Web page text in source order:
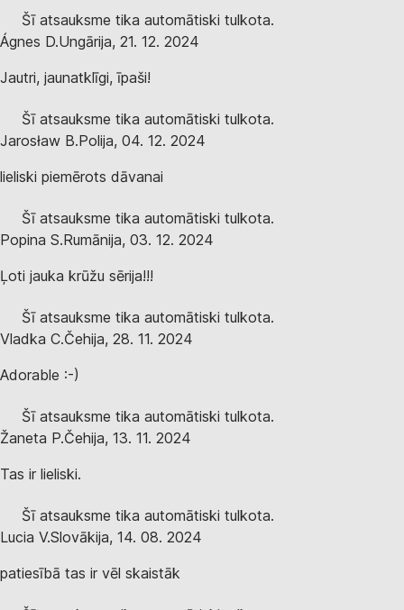
Šī atsauksme tika automātiski tulkota.
Ágnes D.Ungārija, 21. 12. 2024
Jautri, jaunatklīgi, īpaši!
Šī atsauksme tika automātiski tulkota.
Jarosław B.Polija, 04. 12. 2024
lieliski piemērots dāvanai
Šī atsauksme tika automātiski tulkota.
Popina S.Rumānija, 03. 12. 2024
Ļoti jauka krūžu sērija!!!
Šī atsauksme tika automātiski tulkota.
Vladka C.Čehija, 28. 11. 2024
Adorable :-)
Šī atsauksme tika automātiski tulkota.
Žaneta P.Čehija, 13. 11. 2024
Tas ir lieliski.
Šī atsauksme tika automātiski tulkota.
Lucia V.Slovākija, 14. 08. 2024
patiesībā tas ir vēl skaistāk